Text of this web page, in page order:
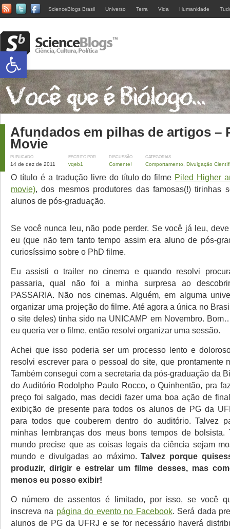
ScienceBlogs Brasil Universo Terra Vida Humanidade
Afundados em pilhas de artigos –
Movie
PUBLICADO
14 de dez de 2011
ESCRITO POR
vqeb1
DISCUSSÃO
Comente!
CATEGORIAS
Comportamento Divulgação
O título é a tradução livre do título do filme Piled Higher
movie), dos mesmos produtores das famosas(!) tirinhas
alunos de pós-graduação.
Se você nunca leu, não pode perder. Se você já leu,
eu (que não tem tanto tempo assim era aluno de pós-
curiosíssimo sobre o PhD filme.
Eu assisti o trailer no cinema e quando resolvi
passaria, qual não foi a minha surpresa ao
PASSARIA. Não nos cinemas. Alguém, em alguma
organizar uma projeção do filme. Até agora a única no
o site deles) tinha sido na UNICAMP em Novembro.
eu queria ver o filme, então resolvi organizar uma sessão.
Achei que isso poderia ser um processo lento e
resolvi escrever para o pessoal do site, que prontamente
Também consegui com a secretaria da pós-graduação da
do Auditório Rodolpho Paulo Rocco, o Quinhentão, pra
preço foi salgado, mas decidi fazer uma boa ação de
exibição de presente para todos os alunos de PG da
para todos que couberem dentro do auditório. Talvez
minhas lembranças dos meus bons tempos de bolsista.
mundo precise que as coisas legais da ciência sejam
mundo e divulgadas ao máximo.Talvez porque
produzir, dirigir e estrelar um filme desses, mas
menos eu posso exibir!
O número de assentos é limitado, por isso, se você
inscreva na página do evento no Facebook. Será dada
alunos de PG da UFRJ e se for necessário haverá
Abrir a barra de ferramentas